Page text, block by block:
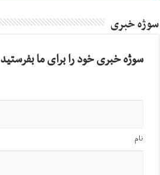
سوژه خبری
سوژه خبری خود را برای ما بفرستید
نام